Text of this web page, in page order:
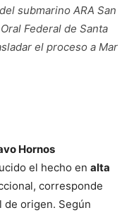
submarino ARA San
Federal de Santa
el proceso a Mar
Hornos
el hecho en alta
corresponde
de origen. Según